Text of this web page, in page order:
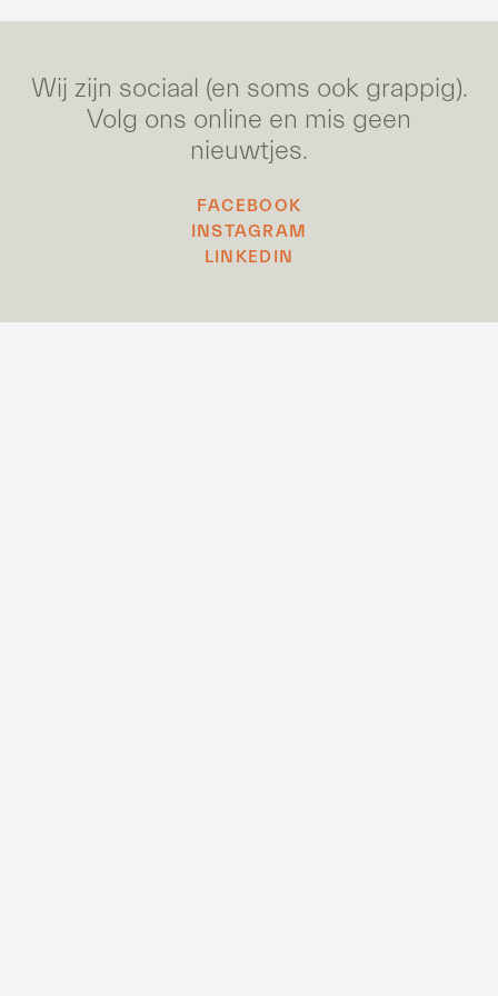
Wij zijn sociaal (en soms ook grappig).
Volg ons online en mis geen
nieuwtjes.
FACEBOOK
INSTAGRAM
LINKEDIN